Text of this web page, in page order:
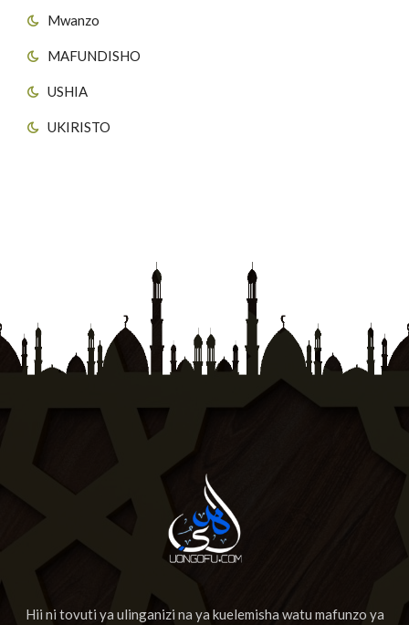
Mwanzo
MAFUNDISHO
USHIA
UKIRISTO
Hii ni tovuti ya ulinganizi na ya kuelemisha watu mafunzo ya